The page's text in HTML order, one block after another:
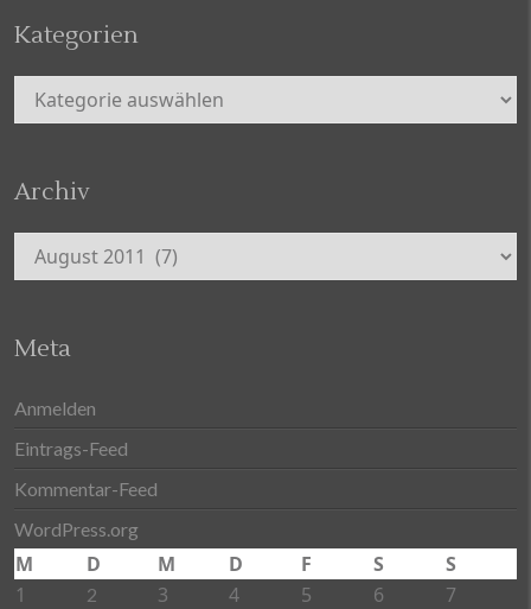
Kategorien
Kategorien
Archiv
Archiv
Meta
Anmelden
Eintrags-Feed
Kommentar-Feed
WordPress.org
M D M D F S
S
1
2 3 4 5 6
7